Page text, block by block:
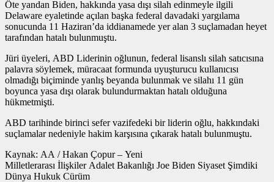
Öte yandan Biden, hakkında yasa dışı silah edinmeyle ilgili
Delaware eyaletinde açılan başka federal davadaki yargılama
sonucunda 11 Haziran’da iddianamede yer alan 3 suçlamadan heyet
tarafından hatalı bulunmuştu.
Jüri üyeleri, ABD Liderinin oğlunun, federal lisanslı silah satıcısına
palavra söylemek, müracaat formunda uyuşturucu kullanıcısı
olmadığı biçiminde yanlış beyanda bulunmak ve silahı 11 gün
boyunca yasa dışı olarak bulundurmaktan hatalı olduğuna
hükmetmişti.
ABD tarihinde birinci sefer vazifedeki bir liderin oğlu, hakkındaki
suçlamalar nedeniyle hakim karşısına çıkarak hatalı bulunmuştu.
Kaynak: AA / Hakan Çopur – Yeni
Milletlerarası İlişkiler Adalet Bakanlığı Joe Biden Siyaset Şimdiki
Dünya Hukuk Cürüm